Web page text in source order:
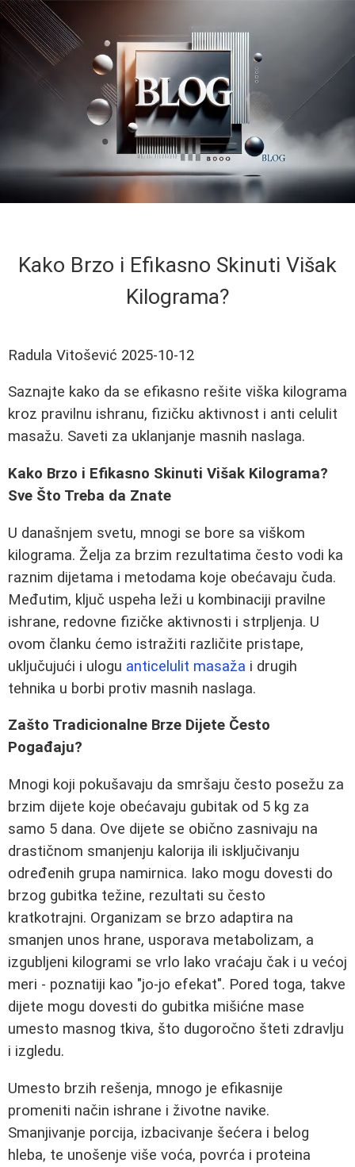
Kako Brzo i Efikasno Skinuti Višak
Kilograma?
Radula Vitošević 2025-10-12
Saznajte kako da se efikasno rešite viška kilograma
kroz pravilnu ishranu, fizičku aktivnost i anti celulit
masažu. Saveti za uklanjanje masnih naslaga.
Kako Brzo i Efikasno Skinuti Višak Kilograma?
Sve Što Treba da Znate
U današnjem svetu, mnogi se bore sa viškom
kilograma. Želja za brzim rezultatima često vodi ka
raznim dijetama i metodama koje obećavaju čuda.
Međutim, ključ uspeha leži u kombinaciji pravilne
ishrane, redovne fizičke aktivnosti i strpljenja. U
ovom članku ćemo istražiti različite pristape,
uključujući i ulogu anticelulit masaža i drugih
tehnika u borbi protiv masnih naslaga.
Zašto Tradicionalne Brze Dijete Često
Pogađaju?
Mnogi koji pokušavaju da smršaju često posežu za
brzim dijete koje obećavaju gubitak od 5 kg za
samo 5 dana. Ove dijete se obično zasnivaju na
drastičnom smanjenju kalorija ili isključivanju
određenih grupa namirnica. Iako mogu dovesti do
brzog gubitka težine, rezultati su često
kratkotrajni. Organizam se brzo adaptira na
smanjen unos hrane, usporava metabolizam, a
izgubljeni kilogrami se vrlo lako vraćaju čak i u većoj
meri - poznatiji kao "jo-jo efekat". Pored toga, takve
dijete mogu dovesti do gubitka mišićne mase
umesto masnog tkiva, što dugoročno šteti zdravlju
i izgledu.
Umesto brzih rešenja, mnogo je efikasnije
promeniti način ishrane i životne navike.
Smanjivanje porcija, izbacivanje šećera i belog
hleba, te unošenje više voća, povrća i proteina